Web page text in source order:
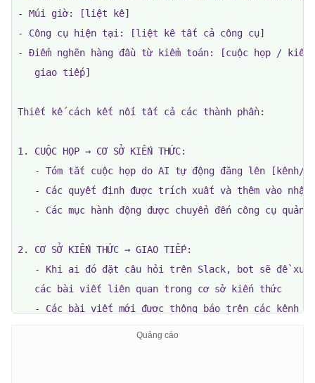
- Múi giờ: [liệt kê]
- Công cụ hiện tại: [liệt kê tất cả công cụ]
- Điểm nghẽn hàng đầu từ kiểm toán: [cuộc họp /
   giao tiếp]
Thiết kế cách kết nối tất cả các thành phần:
1. CUỘC HỌP → CƠ SỞ KIẾN THỨC:
- Tóm tắt cuộc họp do AI tự động đăng lên [kênh/
- Các quyết định được trích xuất và thêm vào nhật
- Các mục hành động được chuyển đến công cụ quản
2. CƠ SỞ KIẾN THỨC → GIAO TIẾP:
   - Khi ai đó đặt câu hỏi trên Slack, bot sẽ đề xuất
   các bài viết liên quan trong cơ sở kiến ​​thức
- Các bài viết mới được thông báo trên các kênh